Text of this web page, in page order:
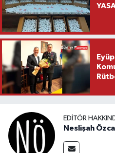
EDITÖR
Neslişah